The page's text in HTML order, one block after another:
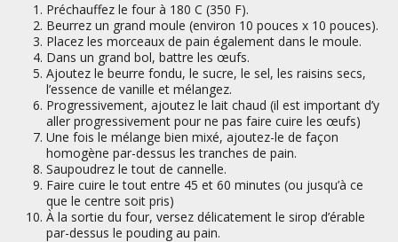
Préchauffez le four à 180 C (350 F).
Beurrez un grand moule (environ 10 pouces x 10 pouces).
Placez les morceaux de pain également dans le moule.
Dans un grand bol, battre les œufs.
Ajoutez le beurre fondu, le sucre, le sel, les raisins secs,
l’essence de vanille et mélangez.
Progressivement, ajoutez le lait chaud (il est important d’y
aller progressivement pour ne pas faire cuire les œufs)
Une fois le mélange bien mixé, ajoutez-le de façon
homogène par-dessus les tranches de pain.
Saupoudrez le tout de cannelle.
Faire cuire le tout entre 45 et 60 minutes (ou jusqu’à ce
que le centre soit pris)
À la sortie du four, versez délicatement le sirop d’érable
par-dessus le pouding au pain.